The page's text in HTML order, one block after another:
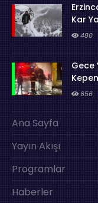
Kar
480
Gece
656
Ana Sayfa
Yayın Akışı
Programlar
Haberler